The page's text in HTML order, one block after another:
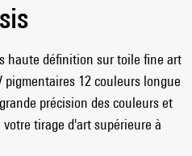
haute définition sur toile fine art
pigmentaires 12 couleurs longue
précision des couleurs et
tirage d'art supérieure à